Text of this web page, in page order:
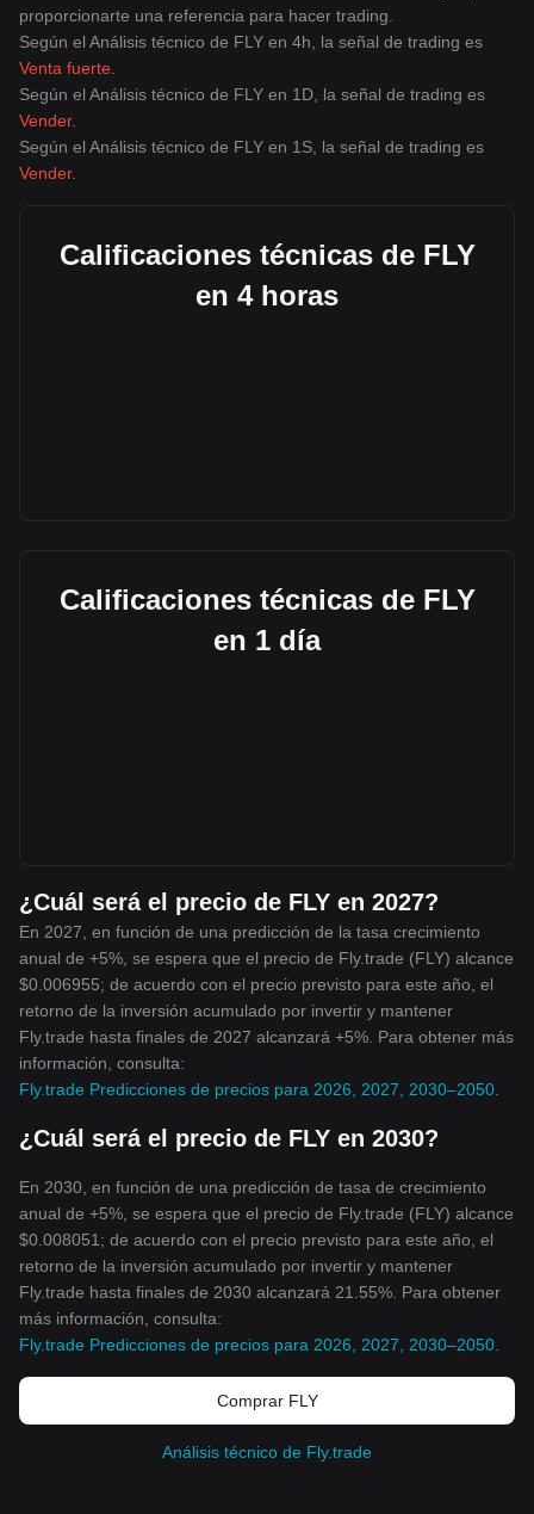
proporcionarte una referencia para hacer trading.
Según el Análisis técnico de FLY en 4h, la señal de trading es
Venta fuerte
Según el Análisis técnico de FLY en 1D, la señal de trading es
Vender.
Según el Análisis técnico de FLY en 1S, la señal de trading es
Vender.
Calificaciones técnicas de FLY
en 4 horas
Calificaciones técnicas de FLY
en 1 día
¿Cuál será el precio de FLY en 2027?
En 2027, en función de una predicción de la tasa crecimiento
anual de +5%, se espera que el precio de Fly.trade (FLY) alcance
$0.006955; de acuerdo con el precio previsto para este año, el
retorno de la inversión acumulado por invertir y mantener
Fly.trade hasta finales de 2027 alcanzará +5%. Para obtener más
información, consulta:
Fly.trade Predicciones de precios para 2026, 2027, 2030–2050
¿Cuál será el precio de FLY en 2030?
En 2030, en función de una predicción de tasa de crecimiento
anual de +5%, se espera que el precio de Fly.trade (FLY) alcance
$0.008051; de acuerdo con el precio previsto para este año, el
retorno de la inversión acumulado por invertir y mantener
Fly.trade hasta finales de 2030 alcanzará 21.55%. Para obtener
más información, consulta:
Fly.trade Predicciones de precios para 2026, 2027, 2030–2050
Comprar FLY
Análisis técnico de Fly.trade